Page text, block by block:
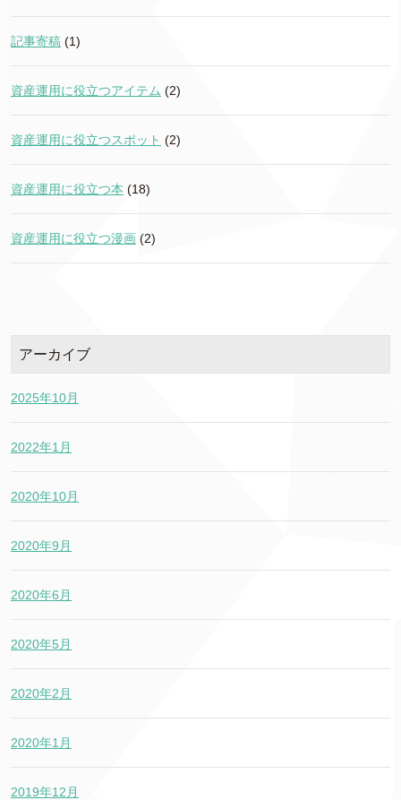
記事寄稿 (1)
資産運用に役立つアイテム (2)
資産運用に役立つスポット (2)
資産運用に役立つ本 (18)
資産運用に役立つ漫画 (2)
アーカイブ
2025年10月
2022年1月
2020年10月
2020年9月
2020年6月
2020年5月
2020年2月
2020年1月
2019年12月